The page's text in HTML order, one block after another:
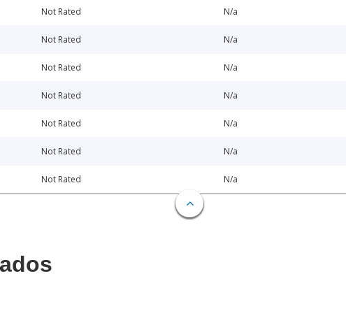
Not Rated N/a
Not Rated N/a
Not Rated N/a
Not Rated N/a
Not Rated N/a
Not Rated N/a
Not Rated N/a